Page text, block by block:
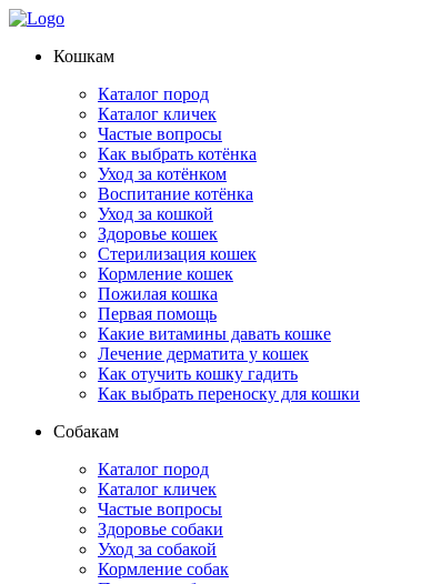
Кошкам
Каталог пород
Каталог кличек
Частые вопросы
Как выбрать котёнка
Уход за котёнком
Воспитание котёнка
Уход за кошкой
Здоровье кошек
Стерилизация кошек
Кормление кошек
Пожилая кошка
Первая помощь
Какие витамины давать кошке
Лечение дерматита у кошек
Как отучить кошку гадить
Как выбрать переноску для кошки
Собакам
Каталог пород
Каталог кличек
Частые вопросы
Здоровье собаки
Уход за собакой
Кормление собак